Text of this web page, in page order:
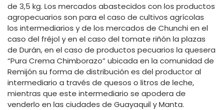
de 3,5 kg. Los mercados abastecidos con los productos
agropecuarios son para el caso de cultivos agrícolas
los intermediarios y de los mercados de Chunchi en el
caso del fréjol y en el caso del tomate riñón la plazas
de Durán, en el caso de productos pecuarios la quesera
“Pura Crema Chimborazo” ubicada en la comunidad de
Remijón su forma de distribución es del productor al
intermediario a través de quesos o litros de leche,
mientras que este intermediario se apodera de
venderlo en las ciudades de Guayaquil y Manta.